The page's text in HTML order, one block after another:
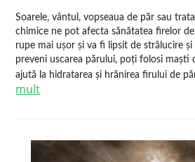
Soarele, vântul, vopseaua de păr sau
chimice ne pot afecta sănătatea firelor
rupe mai ușor și va fi lipsit de strălucire
preveni uscarea părului, poți folosi maști
ajută la hidratarea și hrănirea firului de
mult